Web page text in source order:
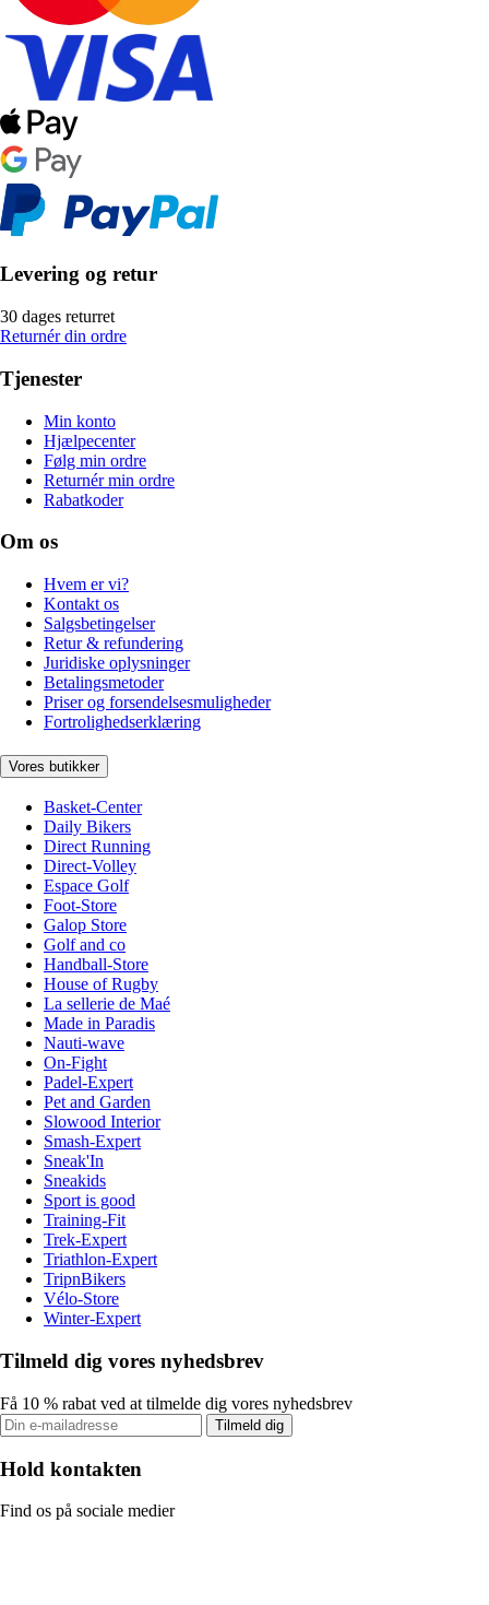
Levering og retur
30 dages returret
Returnér din ordre
Tjenester
Min konto
Hjælpecenter
Følg min ordre
Returnér min ordre
Rabatkoder
Om os
Hvem er vi?
Kontakt os
Salgsbetingelser
Retur & refundering
Juridiske oplysninger
Betalingsmetoder
Priser og forsendelsesmuligheder
Fortrolighedserklæring
Vores butikker
Basket-Center
Daily Bikers
Direct Running
Direct-Volley
Espace Golf
Foot-Store
Galop Store
Golf and co
Handball-Store
House of Rugby
La sellerie de Maé
Made in Paradis
Nauti-wave
On-Fight
Padel-Expert
Pet and Garden
Slowood Interior
Smash-Expert
Sneak'In
Sneakids
Sport is good
Training-Fit
Trek-Expert
Triathlon-Expert
TripnBikers
Vélo-Store
Winter-Expert
Tilmeld dig vores nyhedsbrev
Få 10 % rabat ved at tilmelde dig vores nyhedsbrev
Tilmeld dig
Hold kontakten
Find os på sociale medier